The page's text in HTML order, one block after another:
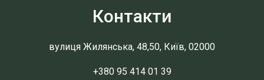
Контакти
вулиця Жилянська, 48,50, Київ, 02000
+380 95 414 01 39